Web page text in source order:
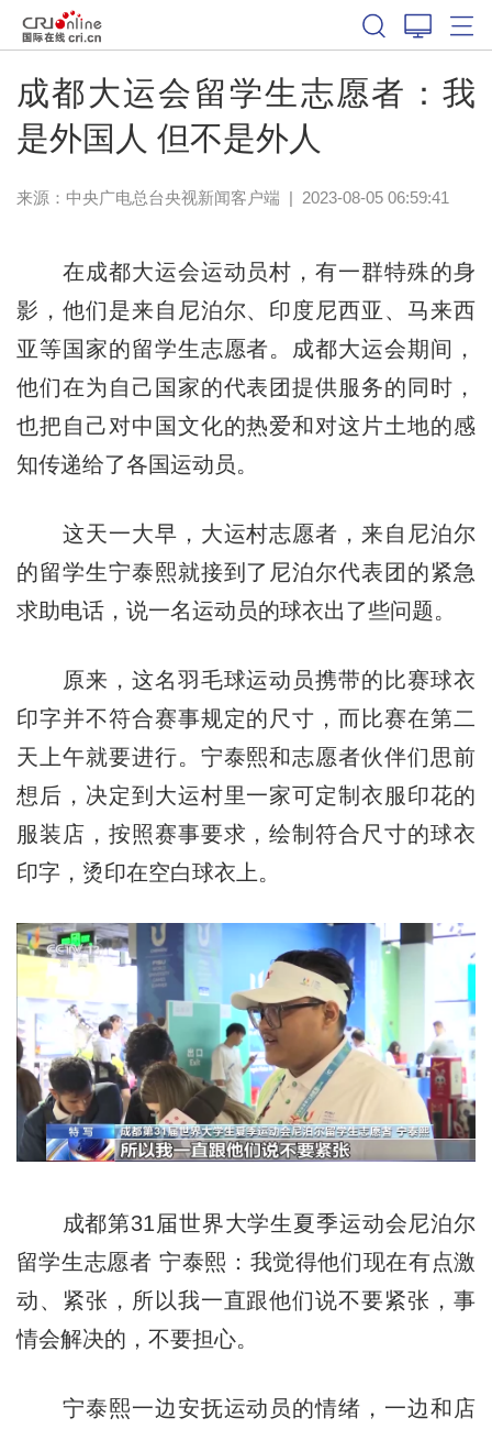
成都大运会留学生志愿者：我
是外国人 但不是外人
来源： 中央广电总台央视新闻客户端 | 2023-08-05 06:59:41
在成都大运会运动员村，有一群特殊的身
影，他们是来自尼泊尔、印度尼西亚、马来西
亚等国家的留学生志愿者。成都大运会期间，
他们在为自己国家的代表团提供服务的同时，
也把自己对中国文化的热爱和对这片土地的感
知传递给了各国运动员。
这天一大早，大运村志愿者，来自尼泊尔
的留学生宁泰熙就接到了尼泊尔代表团的紧急
求助电话，说一名运动员的球衣出了些问题。
原来，这名羽毛球运动员携带的比赛球衣
印字并不符合赛事规定的尺寸，而比赛在第二
天上午就要进行。宁泰熙和志愿者伙伴们思前
想后，决定到大运村里一家可定制衣服印花的
服装店，按照赛事要求，绘制符合尺寸的球衣
印字，烫印在空白球衣上。
成都第31届世界大学生夏季运动会尼泊尔
留学生志愿者 宁泰熙：我觉得他们现在有点激
动、紧张，所以我一直跟他们说不要紧张，事
情会解决的，不要担心。
宁泰熙一边安抚运动员的情绪，一边和店